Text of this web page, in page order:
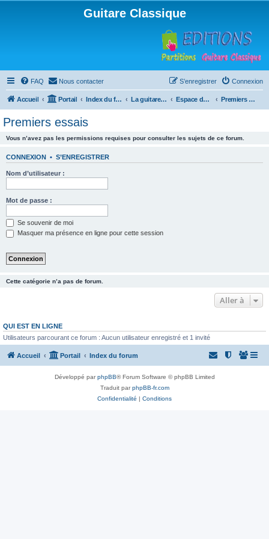
Guitare Classique
FAQ Nous contacter Connexion
S’enregistrer
Accueil Portail Index du forum La guitare : instrument, cours et théorie Espace débutants Premiers essais
Premiers essais
Vous n’avez pas les permissions requises pour consulter les sujets de ce forum.
CONNEXION • S’ENREGISTRER
Nom d’utilisateur :
Mot de passe :
Se souvenir de moi
Masquer ma présence en ligne pour cette session
Cette catégorie n’a pas de forum.
Aller à
QUI EST EN LIGNE
Utilisateurs parcourant ce forum : Aucun utilisateur enregistré et 1 invité
Accueil Portail Index du forum
Développé parphpBB® Forum Software © phpBB Limited
Traduit parphpBB-fr.com
Confidentialité | Conditions